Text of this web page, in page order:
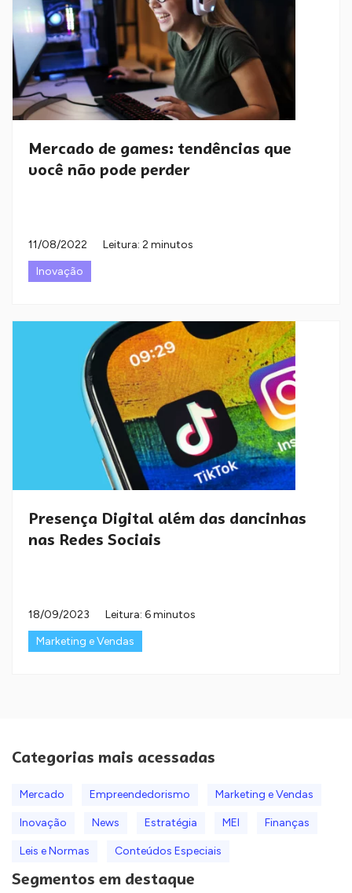
Mercado de games: tendências que
você não pode perder
11/08/2022
Leitura: 2 minutos
Inovação
Presença Digital além das dancinhas
nas Redes Sociais
18/09/2023
Leitura: 6 minutos
Marketing e Vendas
Categorias mais acessadas
Mercado Empreendedorismo Marketing e Vendas
Inovação News Estratégia MEI Finanças
Leis e Normas Conteúdos Especiais
Segmentos em destaque